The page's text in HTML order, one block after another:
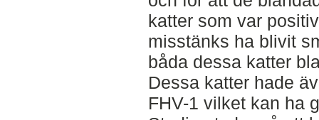
katter som var
misstänks ha blivit
båda dessa katter
Dessa katter hade
FHV-1 vilket kan ha